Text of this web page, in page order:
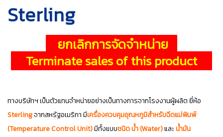
CALIBRATION
Sterling
ยกเลิกการจัดจำหน่าย
Terminate sales of this product
ทางบริษัทฯ เป็นตัวแทนจำหน่ายอย่างเป็นทางการจากโรงงานผู้ผลิต ยี่ห้อ
Sterlingจากสหรัฐอเมริกา มีเครื่องควบคุมอุณหภูมิสำหรับฉีดแม่พิมพ์
(Temperature Control Unit)มีทั้งแบบชนิด น้ำ (Water)และน้ำมัน